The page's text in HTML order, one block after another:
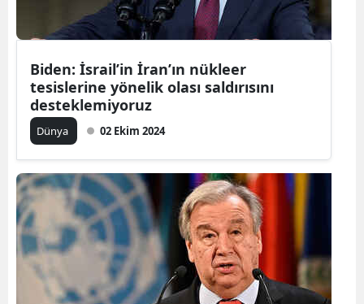
Aksaray
Bartın
Ardahan
Iğdır
Biden: İsrail’in İran’ın nükleer
tesislerine yönelik olası saldırısını
desteklemiyoruz
Dünya 02 Ekim 2024